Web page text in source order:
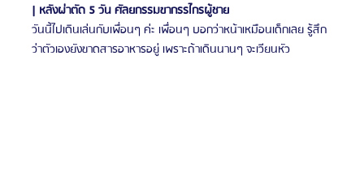
| หลังผ่าตัด 5 วัน ศัลยกรรมขากรรไกรผู้ชาย
วันนี้ไปเดินเล่นกับเพื่อนๆ ค่ะ เพื่อนๆ บอกว่าหน้าเหมือนเด็กเลย รู้สึก
ว่าตัวเองยังขาดสารอาหารอยู่ เพราะถ้าเดินนานๆ จะเวียนหัว